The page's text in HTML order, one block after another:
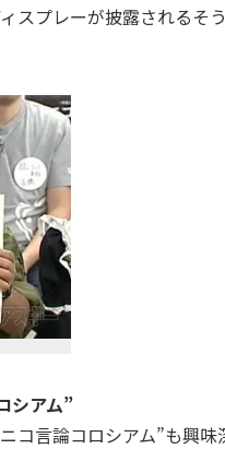
スプレーが披露されるそう
シアム”
コ言論コロシアム”も興